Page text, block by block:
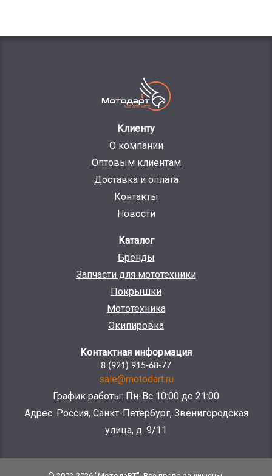
Клиенту
О компании
Оптовым клиентам
Доставка и оплата
Контакты
Новости
Каталог
Бренды
Запчасти для мототехники
Покрышки
Мототехника
Экипировка
Контактная информация
8 (921) 915-68-77
sale@motodart.ru
График работы: Пн-Вс 10:00 до 21:00
Адрес: Россия, Санкт-Петербург, Звенигородская
улица, д. 9/11